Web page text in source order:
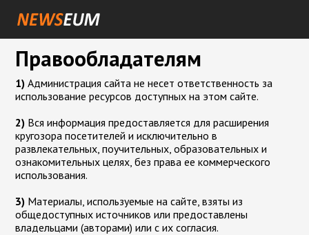
Правообладателям
1) Администрация сайта не несет ответственность за
использование ресурсов доступных на этом сайте.
2) Вся информация предоставляется для расширения
кругозора посетителей и исключительно в
развлекательных, поучительных, образовательных и
ознакомительных целях, без права ее коммерческого
использования.
3) Материалы, используемые на сайте, взяты из
общедоступных источников или предоставлены
владельцами (авторами) или с их согласия.